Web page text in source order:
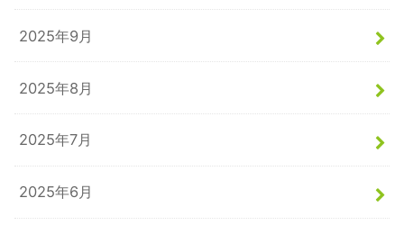
2025年9月
2025年8月
2025年7月
2025年6月